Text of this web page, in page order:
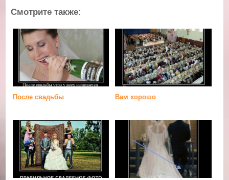
Смотрите также:
После свадьбы Вам хорошо